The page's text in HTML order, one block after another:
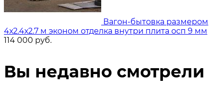
Вагон-бытовка размером
4х2.4х2.7 м эконом отделка внутри плита осп 9 мм
114 000 руб.
Вы недавно смотрели